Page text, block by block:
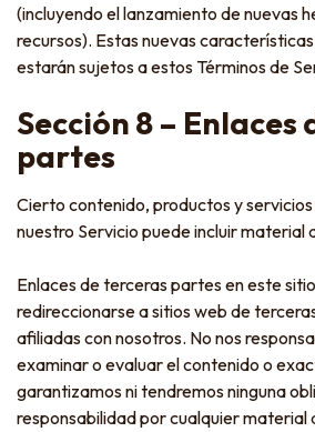
(incluyendo el lanzamiento de nuevas
recursos). Estas nuevas
estarán sujetos a estos Términos de
Sección 8 – Enlaces
partes
Cierto contenido, productos y
nuestro Servicio puede incluir material
Enlaces de terceras partes en este
redireccionarse a sitios web de
afiliadas con nosotros. No nos
examinar o evaluar el contenido o
garantizamos ni tendremos ninguna
responsabilidad por cualquier material